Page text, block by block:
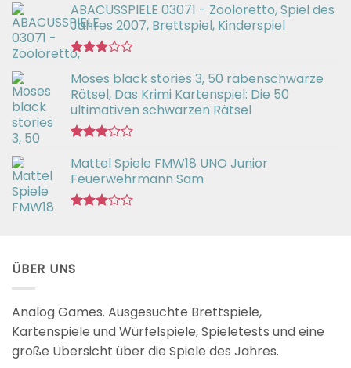
ABACUSSPIELE 03071 - Zooloretto, Spiel des
Jahres 2007, Brettspiel, Kinderspiel
mit
3.02
von 5
Moses black stories 3, 50 rabenschwarze
Rätsel, Das Krimi Kartenspiel: Die 50
ultimativen schwarzen Rätsel
mit
3.00
von 5
Mattel Spiele FMW18 UNO Junior
Feuerwehrmann Sam
ÜBER UNS
Analog Games. Ausgesuchte Brettspiele,
Kartenspiele und Würfelspiele, Spieletests und eine
große Übersicht über die Spiele des Jahres.